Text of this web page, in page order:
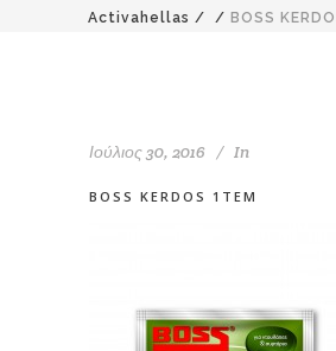
Activahellas / / BOSS
Ιούλιος 30, 2016 In
BOSS KERDOS 1TEM